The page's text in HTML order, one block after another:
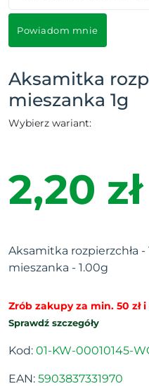
Powiadom mnie
Aksamitka
mieszanka 1g
Wybierz wariant:
2,20 zł
Aksamitka rozpierzchła
mieszanka - 1.00g
Zrób zakupy za min. 50 zł
Sprawdź szczegóły
Kod: 01-KW-00010145-
EAN: 5903837331970